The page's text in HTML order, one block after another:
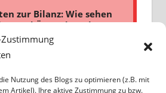
Zustimmung
Nutzung des Blogs zu optimieren (z.B. mit
Artikel). Ihre aktive Zustimmung zu bzw.